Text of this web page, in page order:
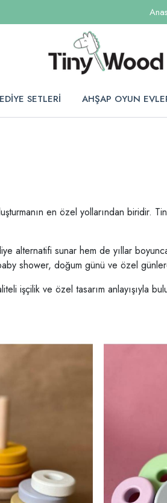
SETLERİ AHŞAP OYUN
en özel yollarından biridir.
alternatifi sunar hem de yıllar
shower, doğum günü ve özel
işçilik ve özel tasarım anlayışıyla